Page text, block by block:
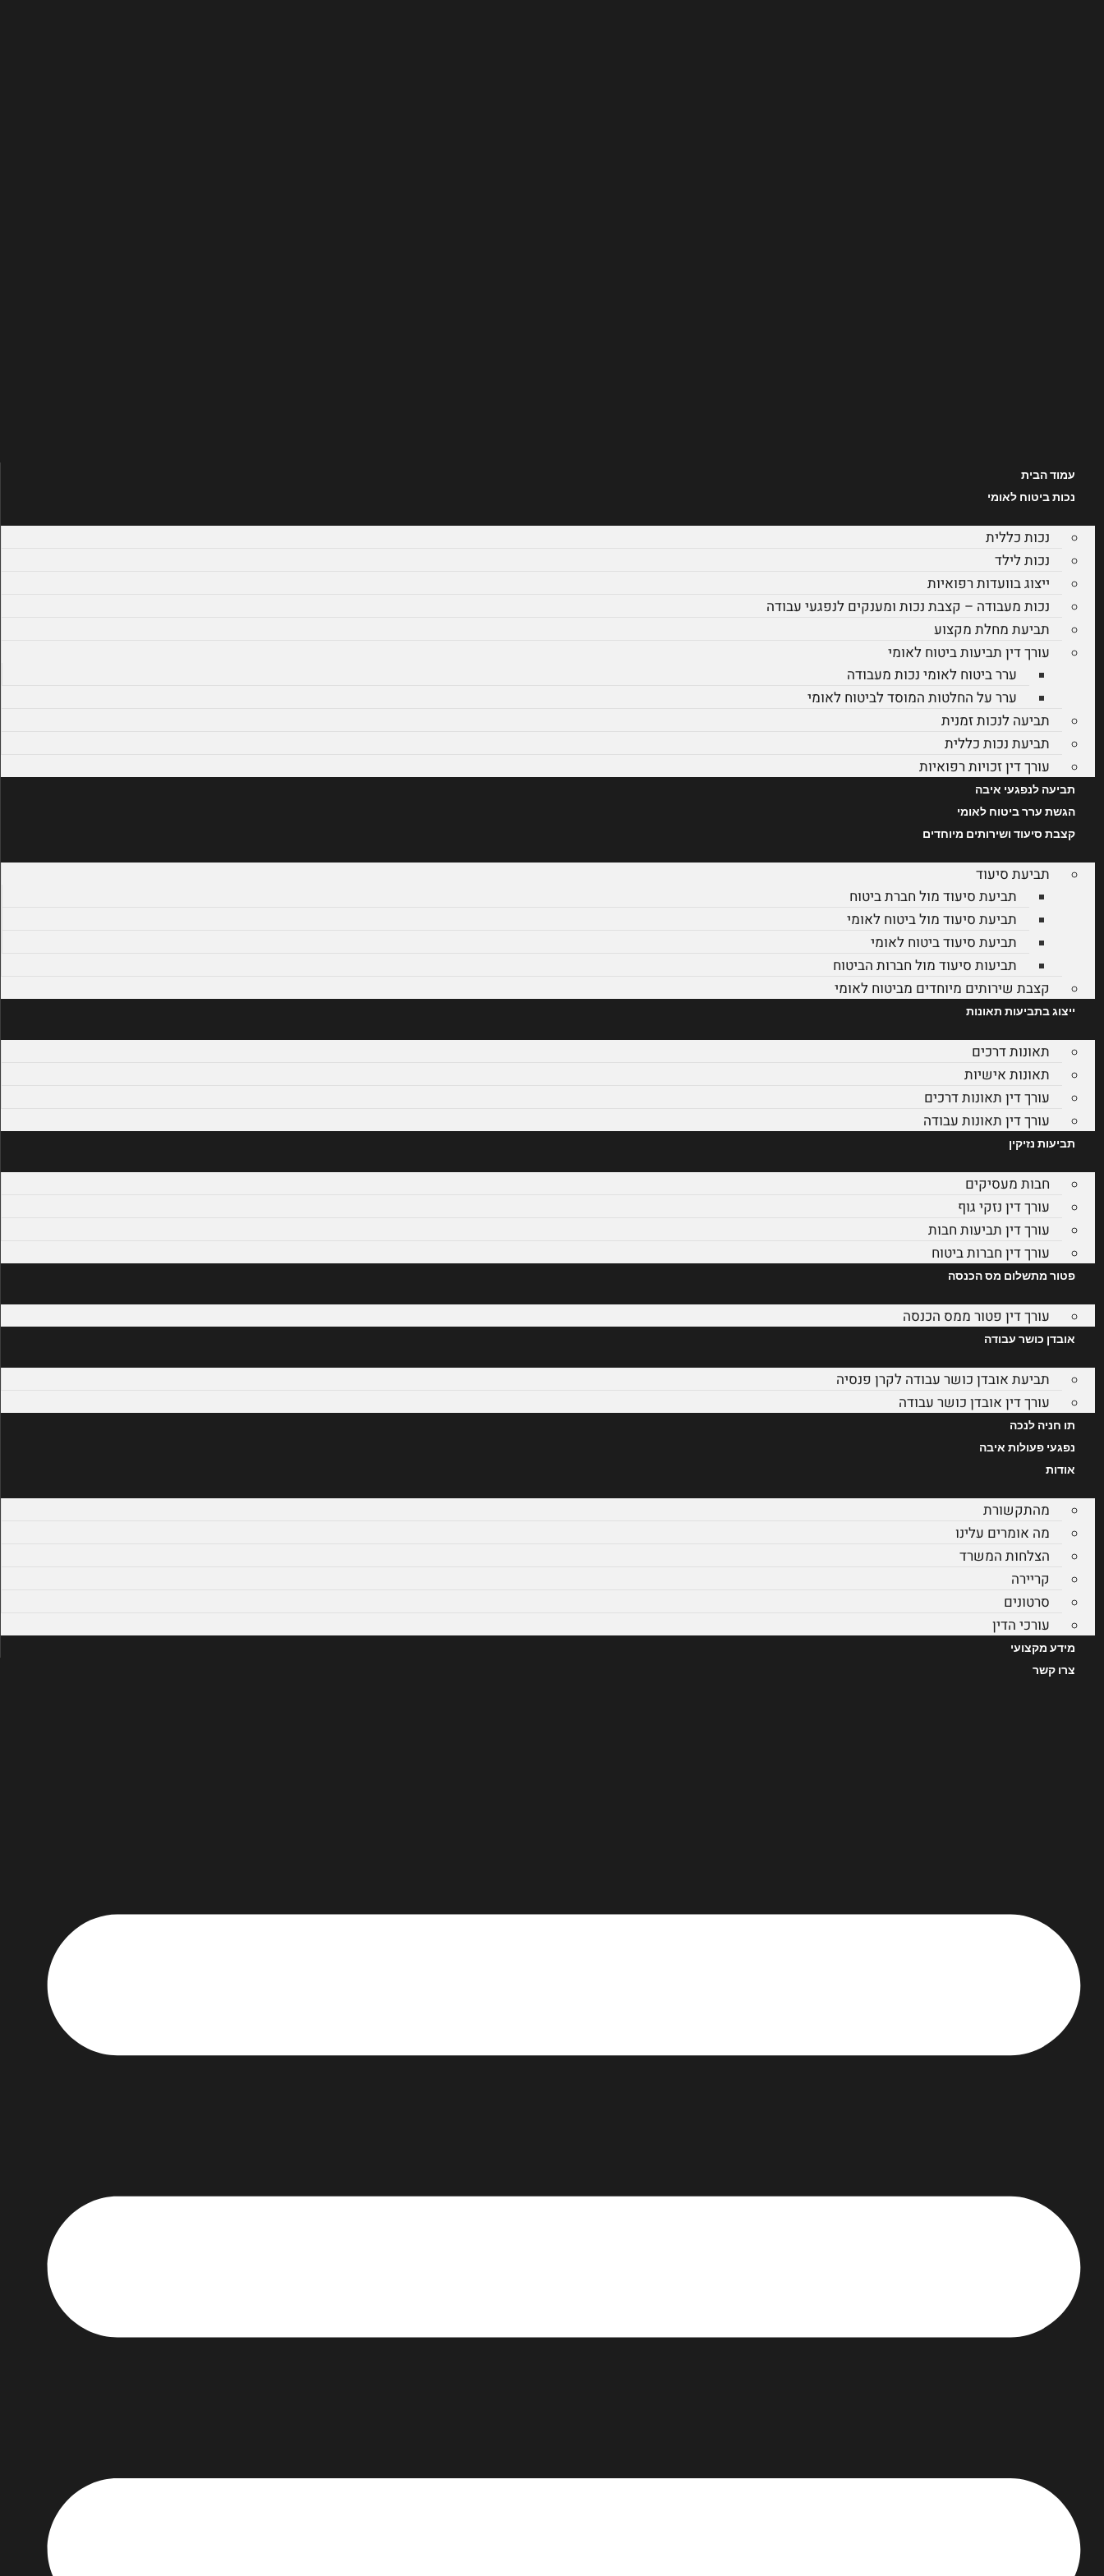
עמוד הבית
נכות ביטוח לאומי
נכות כללית
נכות לילד
ייצוג בוועדות רפואיות
נכות מעבודה – קצבת נכות ומענקים לנפגעי עבודה
תביעת מחלת מקצוע
עורך דין תביעות ביטוח לאומי
ערר ביטוח לאומי נכות מעבודה
ערר על החלטות המוסד לביטוח לאומי
תביעה לנכות זמנית
תביעת נכות כללית
עורך דין זכויות רפואיות
תביעה לנפגעי איבה
הגשת ערר ביטוח לאומי
קצבת סיעוד ושירותים מיוחדים
תביעת סיעוד
תביעת סיעוד מול חברת ביטוח
תביעת סיעוד מול ביטוח לאומי
תביעת סיעוד ביטוח לאומי
תביעות סיעוד מול חברות הביטוח
קצבת שירותים מיוחדים מביטוח לאומי
ייצוג בתביעות תאונות
תאונות דרכים
תאונות אישיות
עורך דין תאונות דרכים
עורך דין תאונות עבודה
תביעות נזיקין
חבות מעסיקים
עורך דין נזקי גוף
עורך דין תביעות חבות
עורך דין חברות ביטוח
פטור מתשלום מס הכנסה
עורך דין פטור ממס הכנסה
אובדן כושר עבודה
תביעת אובדן כושר עבודה לקרן פנסיה
עורך דין אובדן כושר עבודה
תו חניה לנכה
נפגעי פעולות איבה
אודות
מהתקשורת
מה אומרים עלינו
הצלחות המשרד
קריירה
סרטונים
עורכי הדין
מידע מקצועי
צרו קשר